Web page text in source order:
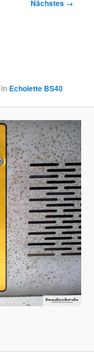
Nächstes →
in Echolette BS40